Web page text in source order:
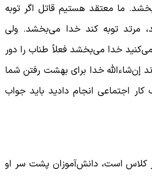
ما معتقد هستیم قاتل اگر توبه
توبه کند خدا می‌بخشد. ولی
خدا می‌بخشد فعلاً طناب را دور
إن‌شاء‌الله خدا برای بهشت رفتن شما
اجتماعی انجام دادید باید جواب
است، دانش‌آموزان پشت سر او